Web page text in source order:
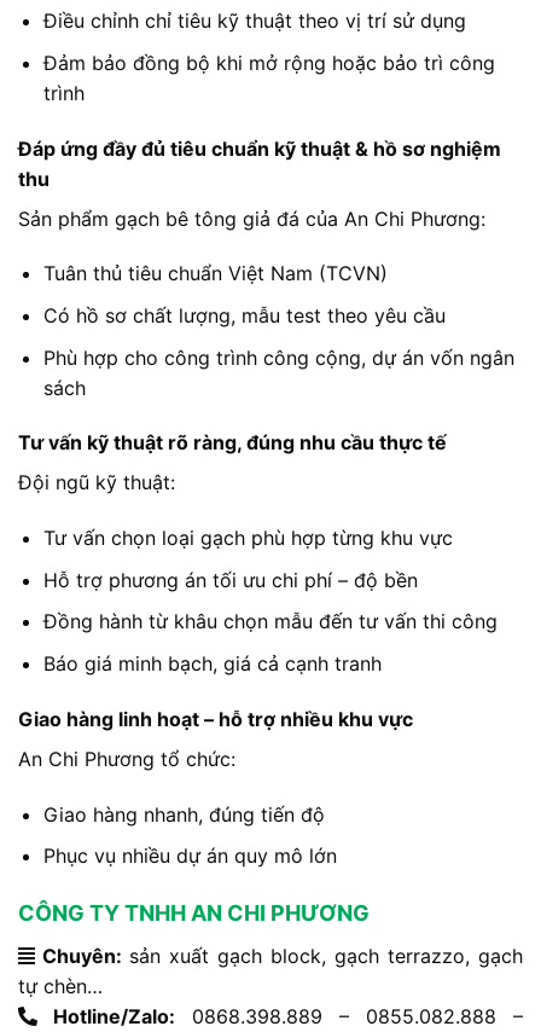
Điều chỉnh chỉ tiêu kỹ thuật theo vị trí sử dụng
Đảm bảo đồng bộ khi mở rộng hoặc bảo trì công
trình
Đáp ứng đầy đủ tiêu chuẩn kỹ thuật & hồ sơ nghiệm
thu
Sản phẩm gạch bê tông giả đá của An Chi Phương:
Tuân thủ tiêu chuẩn Việt Nam (TCVN)
Có hồ sơ chất lượng, mẫu test theo yêu cầu
Phù hợp cho công trình công cộng, dự án vốn ngân
sách
Tư vấn kỹ thuật rõ ràng, đúng nhu cầu thực tế
Đội ngũ kỹ thuật:
Tư vấn chọn loại gạch phù hợp từng khu vực
Hỗ trợ phương án tối ưu chi phí – độ bền
Đồng hành từ khâu chọn mẫu đến tư vấn thi công
Báo giá minh bạch, giá cả cạnh tranh
Giao hàng linh hoạt – hỗ trợ nhiều khu vực
An Chi Phương tổ chức:
Giao hàng nhanh, đúng tiến độ
Phục vụ nhiều dự án quy mô lớn
CÔNG TY TNHH AN CHI PHƯƠNG
Chuyên: sản xuất gạch block, gạch terrazzo, gạch
tự chèn…
Hotline/Zalo: 0868.398.889 – 0855.082.888 –